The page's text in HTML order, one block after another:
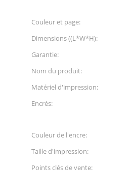
Couleur et page:
Dimensions ((L*W*H):
Garantie:
Nom du produit:
Matériel d'impression:
Encrés:
Couleur de l'encre:
Taille d'impression:
Points clés de vente: